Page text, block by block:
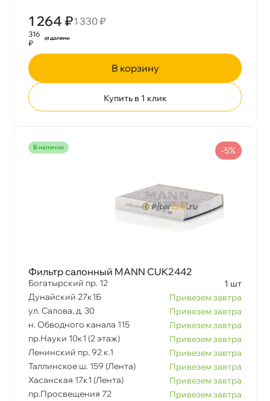
1 264 ₽1 330 ₽
316
₽
корзину
Купить в 1 клик
наличии
Фильтр салонный MANN CUK2442
Богатырский пр. 12
1 шт
Дунайский 27к1Б
Привезем завтра
ул. Салова, д. 30
Привезем завтра
н. Обводного канала 115
Привезем завтра
пр.Науки 10к1 (2 этаж)
Привезем завтра
Ленинский пр. 92 к.1
Привезем завтра
Таллинское ш. 159 (Лента)
Привезем завтра
Хасанская 17к1 (Лента)
Привезем завтра
пр.Просвещения 72
Привезем завтра
-5%